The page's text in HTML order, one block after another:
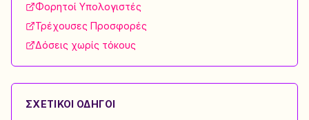
Φορητοί Υπολογιστές
Τρέχουσες Προσφορές
Δόσεις χωρίς τόκους
ΣΧΕΤΙΚΟΊ ΟΔΗΓΟΊ